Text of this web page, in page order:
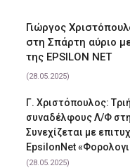
Γιώργος
στη Σπάρτη αύριο
της EPSILON NET
(28.05.2025)
Γ. Χριστόπουλος:
συναδέλφους Λ/Φ
Συνεχίζεται με
EpsilonNet
(28.05.2025)